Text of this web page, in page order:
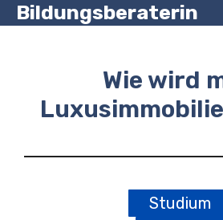
Zum
Inhalt
Bildungsberaterin
Wie wird
Studium